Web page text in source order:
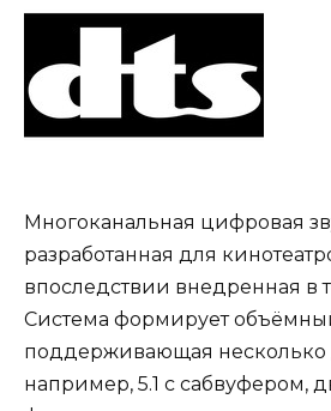
Многоканальная цифровая
разработанная для
впоследствии внедренная в
Система формирует
поддерживающая
например, 5.1 с сабвуфером,